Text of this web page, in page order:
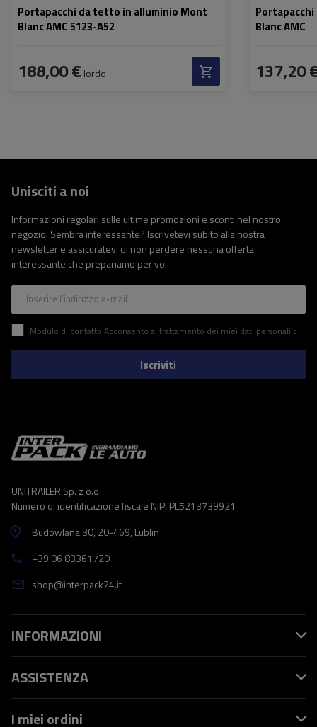
Portapacchi da tetto in alluminio Mont
Blanc AMC 5123-A52
188,00 € lordo
Blanc AMC
137,20
Unisciti a noi
Informazioni regolari sulle ultime promozioni e sconti nel nostro
negozio. Sembra interessante? Iscrivetevi subito alla nostra
newsletter e assicuratevi di non perdere nessuna offerta
interessante che prepariamo per voi.
Inserire l'indirizzo e-mail
Modulo di contatto Acconsento al trattamento dei miei dati personali contenuti nel modulo di contatto in conformità al Regolamento del Parlamento Europeo e del Consiglio (UE)
Iscriviti
UNITRAILER Sp. z o.o.
Numero di identificazione fiscale NIP: PL5213739921
Budowlana 30, 20-469, Lublin
+39 06 83361720
shop@interpack24.it
INFORMAZIONI
ASSISTENZA
I miei ordini